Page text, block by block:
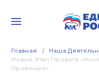
Главная Наша
Новый Этап Проекта
Приёмные»